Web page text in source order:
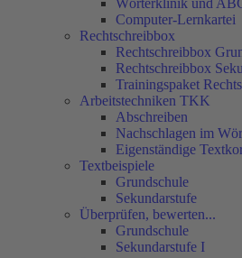
Wörterklinik und
Computer-Lernkartei
Rechtschreibbox
Rechtschreibbox
Rechtschreibbox
Trainingspaket
Arbeitstechniken TKK
Abschreiben
Nachschlagen im
Eigenständige
Textbeispiele
Grundschule
Sekundarstufe
Überprüfen, bewerten...
Grundschule
Sekundarstufe I